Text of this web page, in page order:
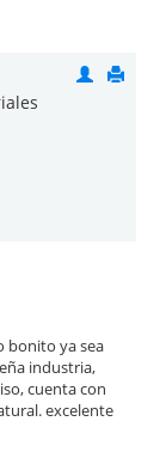
bonito ya sea
industria,
cuenta con
excelente